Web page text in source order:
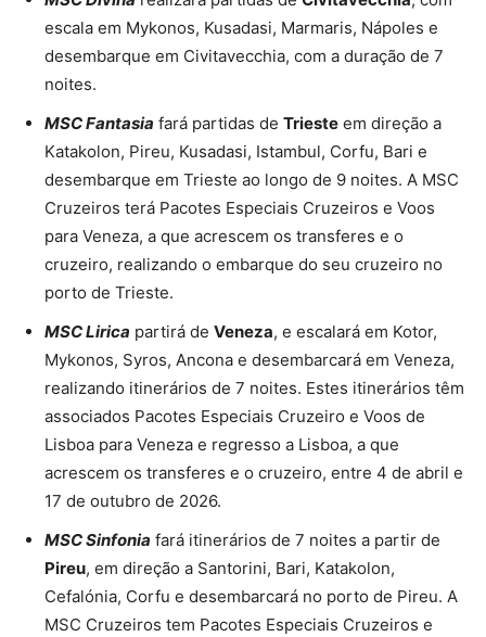
escala em Mykonos, Kusadasi, Marmaris, Nápoles e
desembarque em Civitavecchia, com a duração de 7
noites.
MSC Fantasia fará partidas de Trieste em direção a
Katakolon, Pireu, Kusadasi, Istambul, Corfu, Bari e
desembarque em Trieste ao longo de 9 noites. A MSC
Cruzeiros terá Pacotes Especiais Cruzeiros e Voos
para Veneza, a que acrescem os transferes e o
cruzeiro, realizando o embarque do seu cruzeiro no
porto de Trieste.
MSC Lirica partirá de Veneza, e escalará em Kotor,
Mykonos, Syros, Ancona e desembarcará em Veneza,
realizando itinerários de 7 noites. Estes itinerários têm
associados Pacotes Especiais Cruzeiro e Voos de
Lisboa para Veneza e regresso a Lisboa, a que
acrescem os transferes e o cruzeiro, entre 4 de abril e
17 de outubro de 2026.
MSC Sinfonia fará itinerários de 7 noites a partir de
Pireu, em direção a Santorini, Bari, Katakolon,
Cefalónia, Corfu e desembarcará no porto de Pireu. A
MSC Cruzeiros tem Pacotes Especiais Cruzeiros e